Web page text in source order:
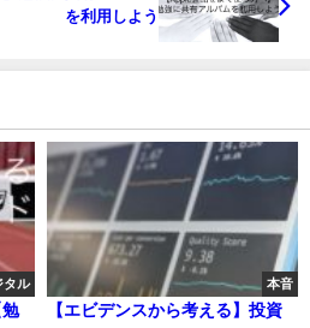
を利用しよう
タル 本音
【エビデンスから考える】投資